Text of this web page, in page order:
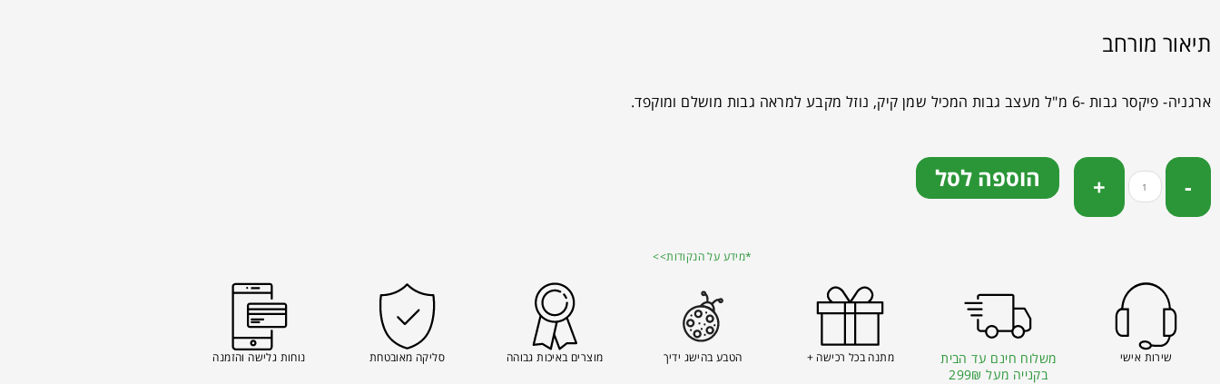
תיאור מורחב
ארגניה- פיקסר גבות -6 מ"ל מעצב גבות המכיל שמן קיק, נוזל מקבע למראה גבות מושלם ומוקפד.
הוספה לסל
*מידע על הנקודות>>
שירות אישי
משלוח חינם עד הבית
בקנייה מעל 299₪
מתנה בכל רכישה + הטבע בהישג ידיך מוצרים באיכות גבוהה סליקה מאובטחת נוחות גלישה והזמנה